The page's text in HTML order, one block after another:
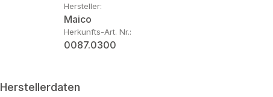
Hersteller:
Maico
Herkunfts-Art. Nr.:
0087.0300
Herstellerdaten